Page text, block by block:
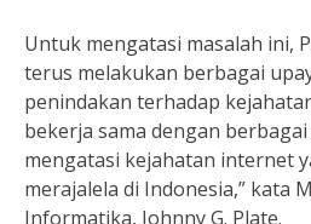
Untuk mengatasi masalah ini,
terus melakukan berbagai
penindakan terhadap
bekerja sama dengan
mengatasi kejahatan internet
merajalela di Indonesia,” kata
Informatika, Johnny G. Plate.